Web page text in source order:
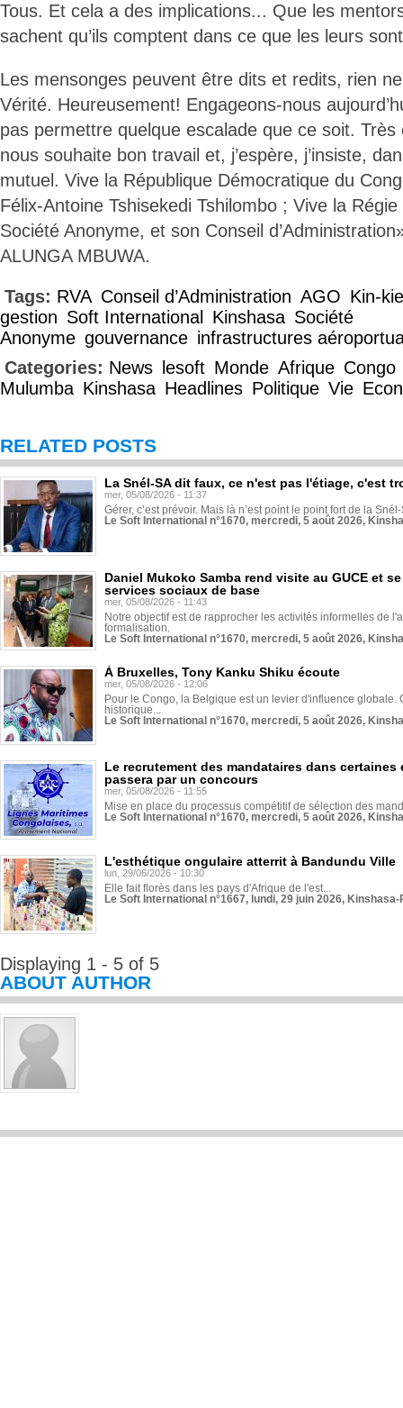
Tous. Et cela a des implications... Que les
sachent qu’ils comptent dans ce que les leurs
Les mensonges peuvent être dits et redits, rien
Vérité. Heureusement! Engageons-nous
pas permettre quelque escalade que ce soit. Très
nous souhaite bon travail et, j’espère, j’insiste,
mutuel. Vive la République Démocratique du
Félix-Antoine Tshisekedi Tshilombo ; Vive la
Société Anonyme, et son Conseil
ALUNGA MBUWA.
Tags: RVA Conseil d’Administration AGO Kin-
gestion Soft International Kinshasa Société
Anonyme gouvernance infrastructures
Categories: News lesoft Monde Afrique Congo
Mulumba Kinshasa Headlines Politique Vie
RELATED POSTS
La Snél-SA dit faux, ce n'est pas l'étiage, c'est
mer, 05/08/2026 - 11:37
Gérer, c’est prévoir. Mais là n’est point le point fort de la
Le Soft International n°1670, mercredi, 5 août 2026,
Daniel Mukoko Samba rend visite au GUCE et
services sociaux de base
mer, 05/08/2026 - 11:43
Notre objectif est de rapprocher les activités informelles de
formalisation.
Le Soft International n°1670, mercredi, 5 août 2026,
À Bruxelles, Tony Kanku Shiku écoute
mer, 05/08/2026 - 12:06
Pour le Congo, la Belgique est un levier d'influence globale.
historique...
Le Soft International n°1670, mercredi, 5 août 2026,
Le recrutement des mandataires dans
passera par un concours
mer, 05/08/2026 - 11:55
Mise en place du processus compétitif de sélection des
Le Soft International n°1670, mercredi, 5 août 2026,
L'esthétique ongulaire atterrit à Bandundu Ville
lun, 29/06/2026 - 10:30
Elle fait florès dans les pays d'Afrique de l'est...
Le Soft International n°1667, lundi, 29 juin 2026,
Displaying 1 - 5 of 5
ABOUT AUTHOR